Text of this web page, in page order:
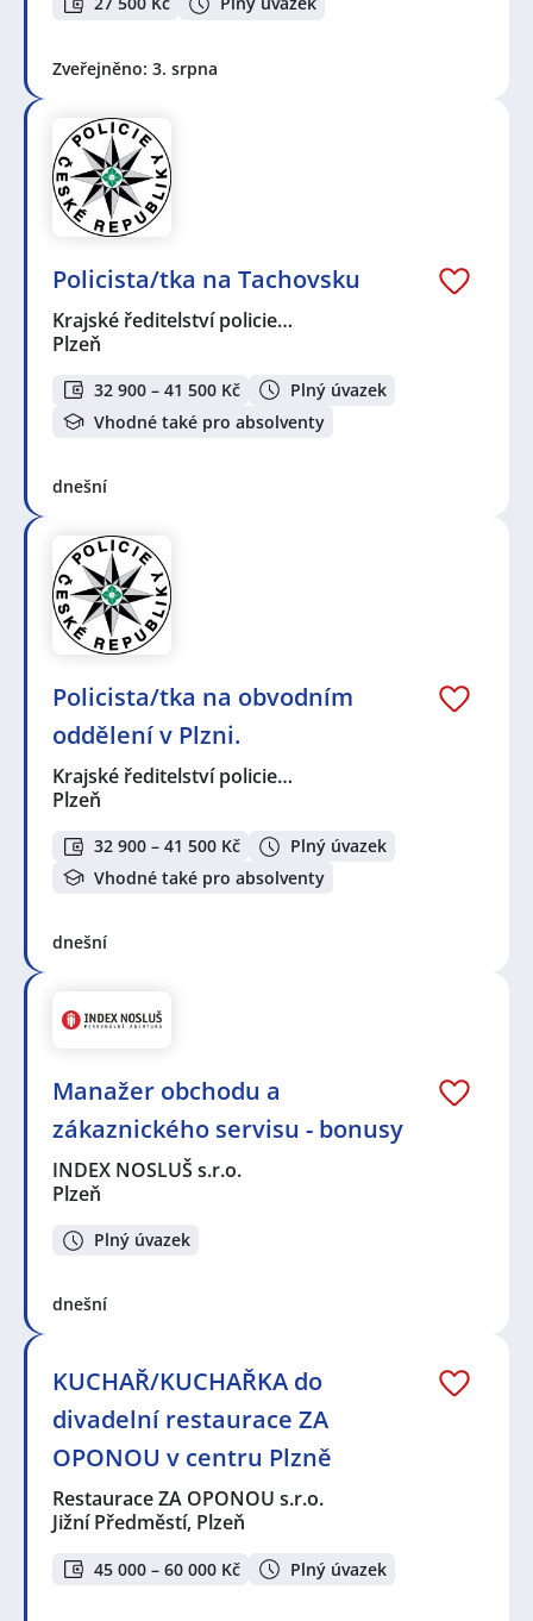
Zveřejněno: 3. srpna
Policista/tka na Tachovsku
Krajské ředitelství policie…
Plzeň
32 900 – 41 500 Kč
Plný úvazek
Vhodné také pro absolventy
dnešní
Policista/tka na obvodním
oddělení v Plzni.
Krajské ředitelství policie…
Plzeň
32 900 – 41 500 Kč
Plný úvazek
Vhodné také pro absolventy
dnešní
Manažer obchodu a
zákaznického servisu - bonusy
INDEX NOSLUŠ s.r.o.
Plzeň
Plný úvazek
dnešní
KUCHAŘ/KUCHAŘKA do
divadelní restaurace ZA
OPONOU v centru Plzně
Restaurace ZA OPONOU s.r.o.
Jižní Předměstí, Plzeň
45 000 – 60 000 Kč Plný úvazek